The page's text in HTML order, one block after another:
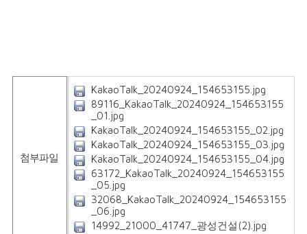
첨부파일
KakaoTalk_20240924_154653155.jpg
89116_KakaoTalk_20240924_154653155
_01.jpg
KakaoTalk_20240924_154653155_02.jpg
KakaoTalk_20240924_154653155_03.jpg
KakaoTalk_20240924_154653155_04.jpg
63172_KakaoTalk_20240924_154653155
_05.jpg
32068_KakaoTalk_20240924_154653155
_06.jpg
14992_21000_41747_광성건설(2).jpg